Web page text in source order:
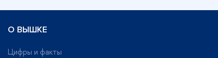
О ВЫШКЕ
Цифры и факты